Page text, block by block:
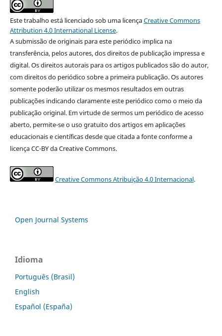
Este trabalho está licenciado sob uma licençaCreative Commons
Attribution 4.0 International License.
A submissão de originais para este periódico implica na
transferência, pelos autores, dos direitos de publicação impressa e
digital. Os direitos autorais para os artigos publicados são do autor,
com direitos do periódico sobre a primeira publicação. Os autores
somente poderão utilizar os mesmos resultados em outras
publicações indicando claramente este periódico como o meio da
publicação original. Em virtude de sermos um periódico de acesso
aberto, permite-se o uso gratuito dos artigos em aplicações
educacionais e científicas desde que citada a fonte conforme a
licença CC-BY da Creative Commons.
Creative Commons Atribuição 4.0 Internacional.
Open Journal Systems
Idioma
Português (Brasil)
English
Español (España)